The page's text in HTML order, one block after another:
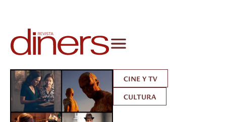
CINE Y TV
CULTURA